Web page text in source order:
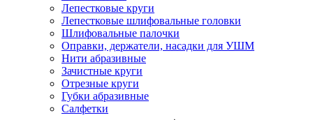
Лепестковые круги
Лепестковые шлифовальные головки
Шлифовальные палочки
Оправки, держатели, насадки для УШМ
Нити абразивные
Зачистные круги
Отрезные круги
Губки абразивные
Салфетки